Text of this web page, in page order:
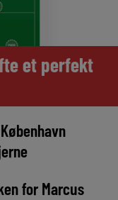
et perfekt
for Marcus